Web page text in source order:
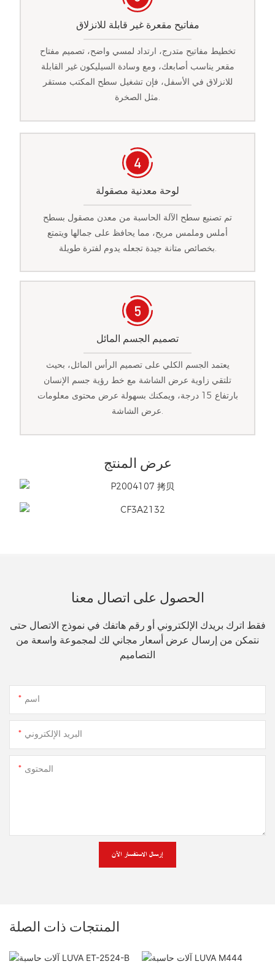
مفاتيح مقعرة غير قابلة للانزلاق
تخطيط مفاتيح متدرج، ارتداد لمسي واضح، تصميم مفتاح
مقعر يناسب أصابعك، ومع وسادة السيليكون غير القابلة
للانزلاق في الأسفل، فإن تشغيل سطح المكتب مستقر
مثل الصخرة.
لوحة معدنية مصقولة
تم تصنيع سطح الآلة الحاسبة من معدن مصقول بسطح
أملس وملمس مريح، مما يحافظ على جمالها ويتمتع
تصميم الجسم المائل
يعتمد الجسم الكلي على تصميم الرأس المائل، بحيث
تلتقي زاوية عرض الشاشة مع خط رؤية جسم الإنسان
بارتفاع 15 درجة، ويمكنك بسهولة عرض محتوى معلومات
عرض الشاشة.
عرض المنتج
الحصول على اتصال معنا
فقط اترك بريدك الإلكتروني أو رقم هاتفك في نموذج الاتصال حتى
نتمكن من إرسال عرض أسعار مجاني لك لمجموعة واسعة من
التصاميم
اسم
البريد الإلكتروني
المحتوى
إرسال الاستفسار الآن
المنتجات ذات الصلة